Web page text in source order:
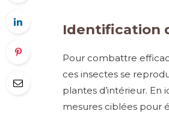
Identification
Pour combattre
ces insectes se
plantes d’intérieur.
mesures ciblées pour